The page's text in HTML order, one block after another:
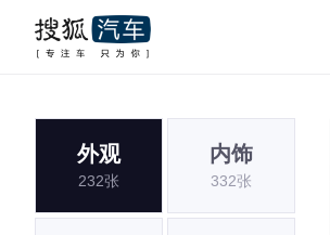
外观
232张
内饰
332张